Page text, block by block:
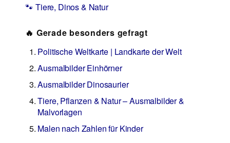
🐾 Tiere, Dinos & Natur
🔥 Gerade besonders gefragt
Politische Weltkarte | Landkarte der Welt
Ausmalbilder Einhörner
Ausmalbilder Dinosaurier
Tiere, Pflanzen & Natur – Ausmalbilder &
Malvorlagen
Malen nach Zahlen für Kinder